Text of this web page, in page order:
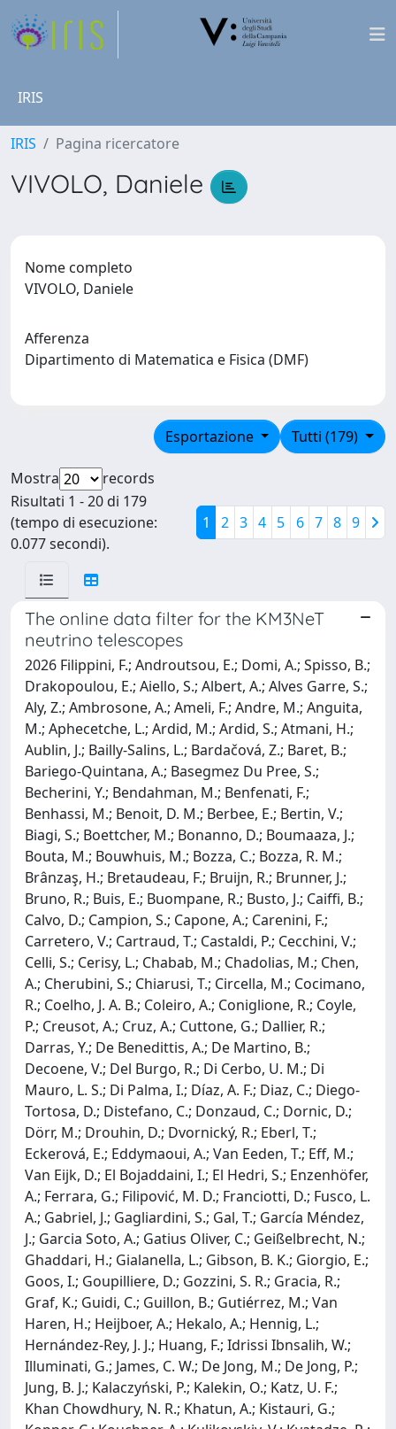
IRIS
IRIS Pagina ricercatore
VIVOLO, Daniele
Nome completo
VIVOLO, Daniele
Afferenza
Dipartimento di Matematica e Fisica (DMF)
Tutti (179)
Esportazione
Mostra
records
Risultati 1 - 20 di 179
(tempo di esecuzione:
0.077 secondi).
1 2 3 4 5 6 7 8 9
The online data filter for the KM3NeT
neutrino telescopes
2026 Filippini, F.; Androutsou, E.; Domi, A.; Spisso, B.;
Drakopoulou, E.; Aiello, S.; Albert, A.; Alves Garre, S.;
Aly, Z.; Ambrosone, A.; Ameli, F.; Andre, M.; Anguita,
M.; Aphecetche, L.; Ardid, M.; Ardid, S.; Atmani, H.;
Aublin, J.; Bailly-Salins, L.; Bardačová, Z.; Baret, B.;
Bariego-Quintana, A.; Basegmez Du Pree, S.;
Becherini, Y.; Bendahman, M.; Benfenati, F.;
Benhassi, M.; Benoit, D. M.; Berbee, E.; Bertin, V.;
Biagi, S.; Boettcher, M.; Bonanno, D.; Boumaaza, J.;
Bouta, M.; Bouwhuis, M.; Bozza, C.; Bozza, R. M.;
Brânzaş, H.; Bretaudeau, F.; Bruijn, R.; Brunner, J.;
Bruno, R.; Buis, E.; Buompane, R.; Busto, J.; Caiffi, B.;
Calvo, D.; Campion, S.; Capone, A.; Carenini, F.;
Carretero, V.; Cartraud, T.; Castaldi, P.; Cecchini, V.;
Celli, S.; Cerisy, L.; Chabab, M.; Chadolias, M.; Chen,
A.; Cherubini, S.; Chiarusi, T.; Circella, M.; Cocimano,
R.; Coelho, J. A. B.; Coleiro, A.; Coniglione, R.; Coyle,
P.; Creusot, A.; Cruz, A.; Cuttone, G.; Dallier, R.;
Darras, Y.; De Benedittis, A.; De Martino, B.;
Decoene, V.; Del Burgo, R.; Di Cerbo, U. M.; Di
Mauro, L. S.; Di Palma, I.; Díaz, A. F.; Diaz, C.; Diego-
Tortosa, D.; Distefano, C.; Donzaud, C.; Dornic, D.;
Dörr, M.; Drouhin, D.; Dvornický, R.; Eberl, T.;
Eckerová, E.; Eddymaoui, A.; Van Eeden, T.; Eff, M.;
Van Eijk, D.; El Bojaddaini, I.; El Hedri, S.; Enzenhöfer,
A.; Ferrara, G.; Filipović, M. D.; Franciotti, D.; Fusco, L.
A.; Gabriel, J.; Gagliardini, S.; Gal, T.; García Méndez,
J.; Garcia Soto, A.; Gatius Oliver, C.; Geißelbrecht, N.;
Ghaddari, H.; Gialanella, L.; Gibson, B. K.; Giorgio, E.;
Goos, I.; Goupilliere, D.; Gozzini, S. R.; Gracia, R.;
Graf, K.; Guidi, C.; Guillon, B.; Gutiérrez, M.; Van
Haren, H.; Heijboer, A.; Hekalo, A.; Hennig, L.;
Hernández-Rey, J. J.; Huang, F.; Idrissi Ibnsalih, W.;
Illuminati, G.; James, C. W.; De Jong, M.; De Jong, P.;
Jung, B. J.; Kalaczyński, P.; Kalekin, O.; Katz, U. F.;
Khan Chowdhury, N. R.; Khatun, A.; Kistauri, G.;